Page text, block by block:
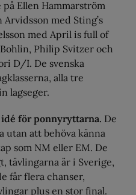
på Ellen Hammarström
med Sting’s
med April is full of
Philip Svitzer och
D/I. De svenska
alla tre
lagseger.
för ponnyryttarna. De
utan att behöva känna
som NM eller EM. De
tävlingarna är i Sverige,
får flera chanser,
plus en stor final.